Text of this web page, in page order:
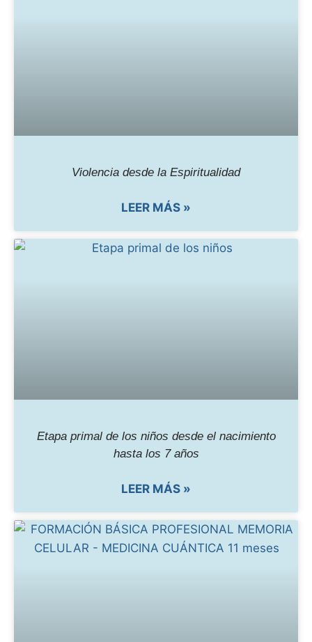
Violencia desde la Espiritualidad
LEER MÁS »
Etapa primal de los niños desde el nacimiento
hasta los 7 años
LEER MÁS »